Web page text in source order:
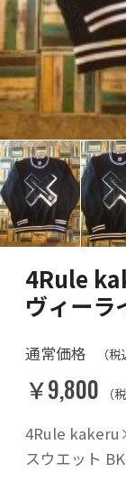
4Rule
ヴィーラ
通常価格 （税
￥9,800 （
4Rule
スウエット